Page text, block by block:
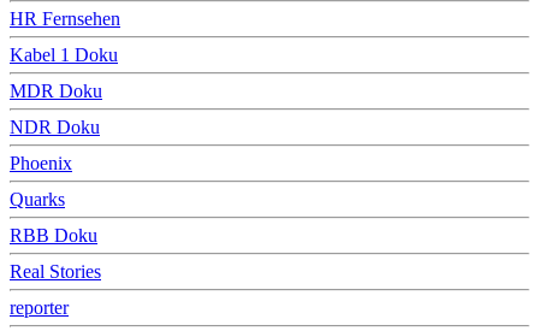
HR Fernsehen
Kabel 1 Doku
MDR Doku
NDR Doku
Phoenix
Quarks
RBB Doku
Real Stories
reporter